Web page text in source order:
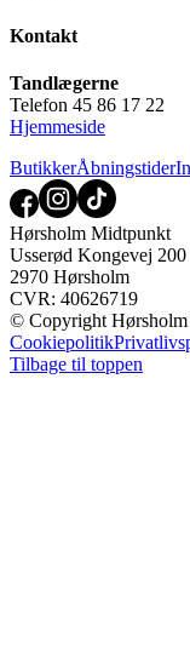
Kontakt
Tandlægerne
Telefon 45 86 17 22
Hjemmeside
ButikkerÅbningstider
Hørsholm Midtpunkt
Usserød Kongevej 200
2970 Hørsholm
CVR: 40626719
© Copyright
Cookiepolitik
Tilbage til toppen